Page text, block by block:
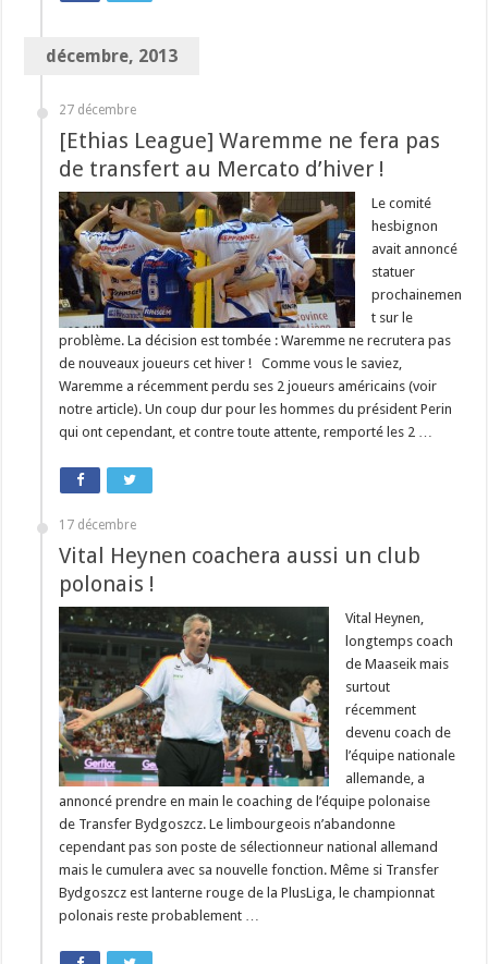
décembre, 2013
27 décembre
[Ethias League] Waremme ne fera pas
de transfert au Mercato d’hiver !
Le comité
hesbignon
avait annoncé
statuer
prochainemen
t sur le
problème. La décision est tombée : Waremme ne recrutera pas
de nouveaux joueurs cet hiver ! Comme vous le saviez,
Waremme a récemment perdu ses 2 joueurs américains (voir
notre article). Un coup dur pour les hommes du président Perin
qui ont cependant, et contre toute attente, remporté les 2 …
17 décembre
Vital Heynen coachera aussi un club
polonais !
Vital Heynen,
longtemps coach
de Maaseik mais
surtout
récemment
devenu coach de
l’équipe nationale
allemande, a
annoncé prendre en main le coaching de l’équipe polonaise
de Transfer Bydgoszcz. Le limbourgeois n’abandonne
cependant pas son poste de sélectionneur national allemand
mais le cumulera avec sa nouvelle fonction. Même si Transfer
Bydgoszcz est lanterne rouge de la PlusLiga, le championnat
polonais reste probablement …